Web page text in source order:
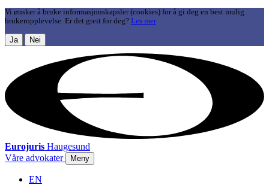
Vi ønsker å bruke informasjonskapsler (cookies) for å gi deg en best mulig
brukeropplevelse. Er det greit for deg? Les mer
Ja Nei
Eurojuris Haugesund
Våre advokater
Meny
EN